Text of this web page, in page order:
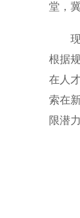
堂，
现场
根据
在人
索在
限潜力